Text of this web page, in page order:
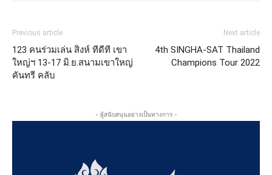
Previous article
123 คนร่วมเล่น สิงห์ ทีดีที เขา
ใหญ่ฯ 13-17 มิ.ย.สนามเขาใหญ่
คันทรี คลับ
Next article
4th SINGHA-SAT Thailand
Champions Tour 2022
- ผู้สนับสนุนอย่างเป็นทางการ -